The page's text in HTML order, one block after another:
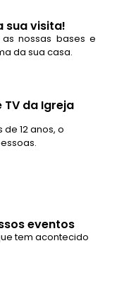
sua visita!
nossas bases e
da sua casa.
da Igreja
12 anos, o
eventos
tem acontecido